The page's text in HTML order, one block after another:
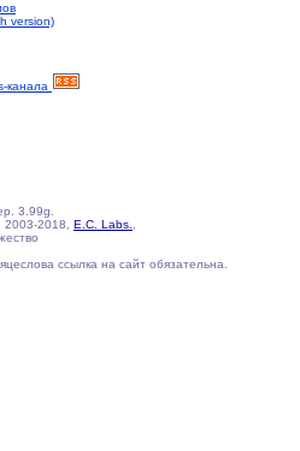
version)
канала
3.99g.
2003-2018, E.C. Labs.
ссылка на сайт обязательна.